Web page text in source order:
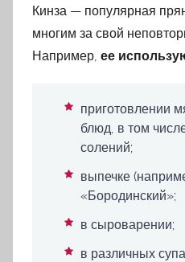
Кинза — популярная
многим за свой
Например, ее
приготовлении
блюд, в том
солений;
выпечке
«Бородинский»;
в сыроварении;
в различных